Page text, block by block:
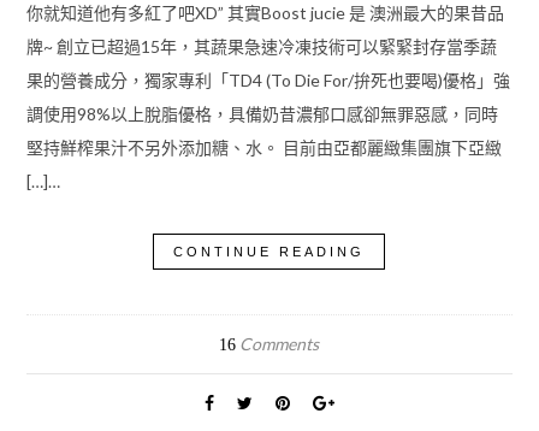
你就知道他有多紅了吧XD” 其實Boost jucie 是 澳洲最大的果昔品
牌~ 創立已超過15年，其蔬果急速冷凍技術可以緊緊封存當季蔬
果的營養成分，獨家專利「TD4 (To Die For/拚死也要喝)優格」強
調使用98%以上脫脂優格，具備奶昔濃郁口感卻無罪惡感，同時
堅持鮮榨果汁不另外添加糖、水。 目前由亞都麗緻集團旗下亞緻
[…]…
CONTINUE READING
16 Comments